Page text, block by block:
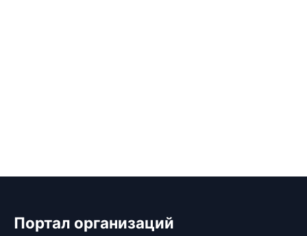
Портал организаций